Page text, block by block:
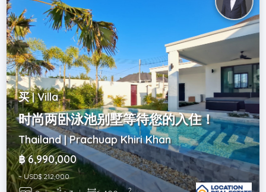
买 | Villa
时尚两卧泳池别墅等待您的入住！
Thailand | Prachuap Khiri Khan
฿ 6,990,000
~ USD$ 212,000
2